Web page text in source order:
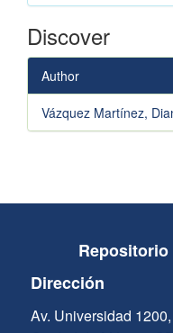
Discover
Author
Vázquez Martínez,
Dirección
Av. Universidad